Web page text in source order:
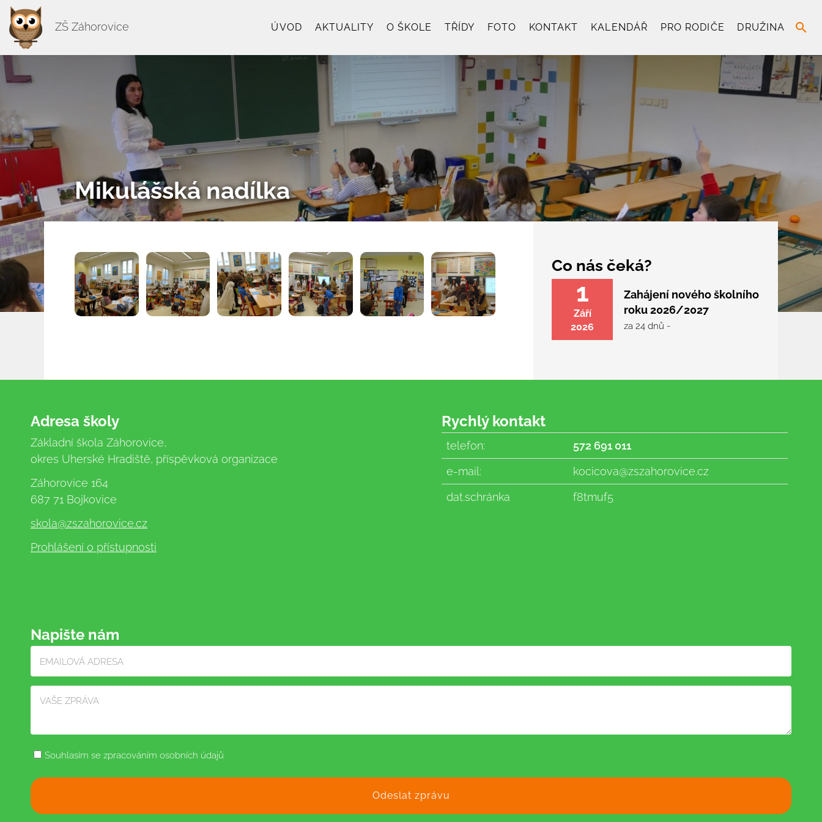
ZŠ Záhorovice ÚVOD AKTUALITY O ŠKOLE TŘÍDY FOTO KONTAKT KALENDÁŘ PRO RODIČE DRUŽINA search
Mikulášská nadílka
Co nás čeká?
1
Září
2026
Zahájení nového školního
roku 2026/2027
za 24 dnů -
Adresa školy
Základní škola Záhorovice,
okres Uherské Hradiště, příspěvková organizace
Záhorovice 164
687 71 Bojkovice
skola@zszahorovice.cz
Prohlášení o přístupnosti
Rychlý kontakt
telefon:
572 691 011
e-mail:
kocicova@zszahorovice.cz
dat.schránka
f8tmuf5
Napište nám
Souhlasím se zpracováním osobních údajů